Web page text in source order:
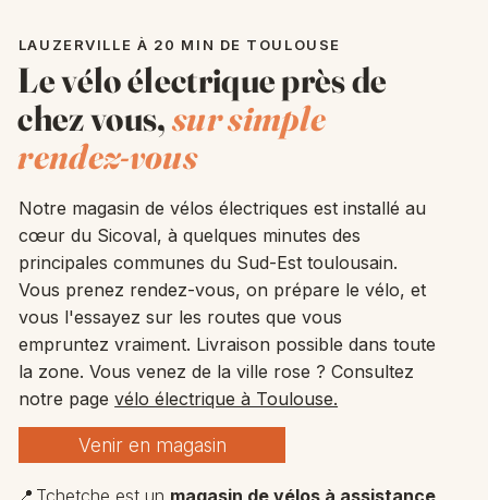
LAUZERVILLE À 20 MIN DE TOULOUSE
Le vélo électrique près de
chez vous,sur simple
rendez-vous
Notre magasin de vélos électriques est installé au
cœur du Sicoval, à quelques minutes des
principales communes du Sud-Est toulousain.
Vous prenez rendez-vous, on prépare le vélo, et
vous l'essayez sur les routes que vous
empruntez vraiment. Livraison possible dans toute
la zone. Vous venez de la ville rose ? Consultez
notre pagevélo électrique à Toulouse.
Venir en magasin
📍 Tchetche est un magasin de vélos à assistance